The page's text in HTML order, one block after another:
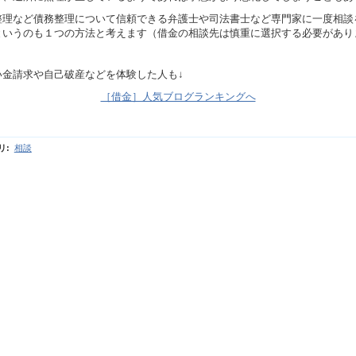
理など債務整理について信頼できる弁護士や司法書士など専門家に一度相談
いうのも１つの方法と考えます（借金の相談先は慎重に選択する必要があり
請求や自己破産などを体験した人も↓
［借金］人気ブログランキングへ
: 相談